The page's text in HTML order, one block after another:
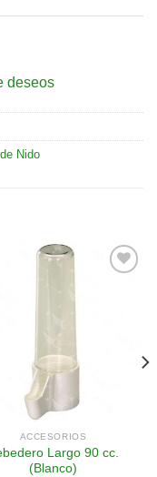
deseos
Nido
ACCESORIOS
Largo 90 cc.
(Blanco)